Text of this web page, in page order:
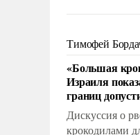
Еревану за
нужно
Тимофей
«Большая
Израиля
границ
Дискуссия о
крокодилами